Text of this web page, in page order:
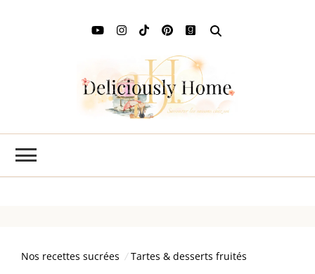
Nos recettes sucrées Tartes & desserts fruités